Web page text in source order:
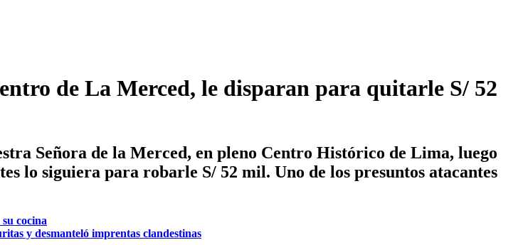
de La Merced, le disparan para quitarle S/ 52
Señora de la Merced, en pleno Centro Histórico de Lima, luego
lo siguiera para robarle S/ 52 mil. Uno de los presuntos atacantes
cocina
y desmanteló imprentas clandestinas